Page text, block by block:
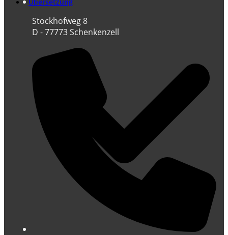
Übersetzung
Stockhofweg 8
D - 77773 Schenkenzell